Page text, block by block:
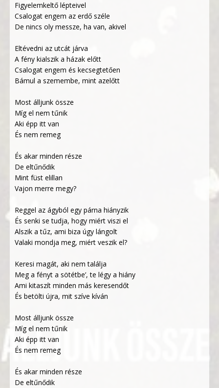
Figyelemkeltő lépteivel
Csalogat engem az erdő széle
De nincs oly messze, ha van, akivel
Eltévedni az utcát járva
A fény kialszik a házak előtt
Csalogat engem és kecsegtetően
Bámul a szemembe, mint azelőtt
Most álljunk össze
Míg el nem tűnik
Aki épp itt van
És nem remeg
És akar minden része
De eltűnődik
Mint füst elillan
Vajon merre megy?
Reggel az ágyból egy párna hiányzik
És senki se tudja, hogy miért viszi el
Alszik a tűz, ami biza úgy lángolt
Valaki mondja meg, miért veszik el?
Keresi magát, aki nem találja
Meg a fényt a sötétbe’, te légy a hiány
Ami kitaszít minden más keresendőt
És betölti újra, mit szíve kíván
Most álljunk össze
Míg el nem tűnik
Aki épp itt van
És nem remeg
És akar minden része
De eltűnődik